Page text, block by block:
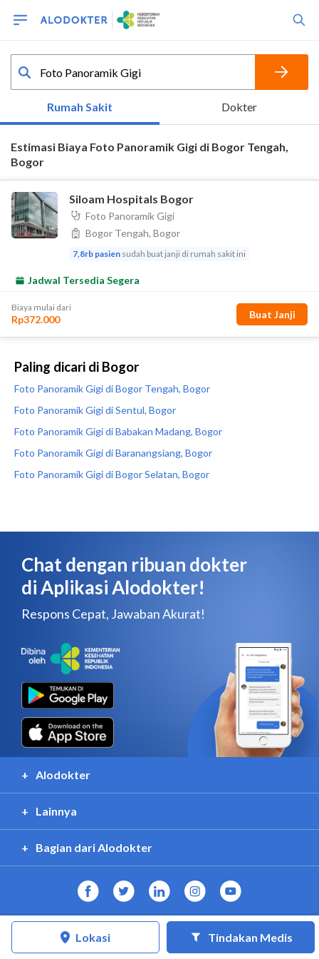
Paling dicari di Bogor
Foto Panoramik Gigi di Bogor Tengah, Bogor
Foto Panoramik Gigi di Sentul, Bogor
Foto Panoramik Gigi di Babakan Madang, Bogor
Foto Panoramik Gigi di Baranangsiang, Bogor
Foto Panoramik Gigi di Bogor Selatan, Bogor